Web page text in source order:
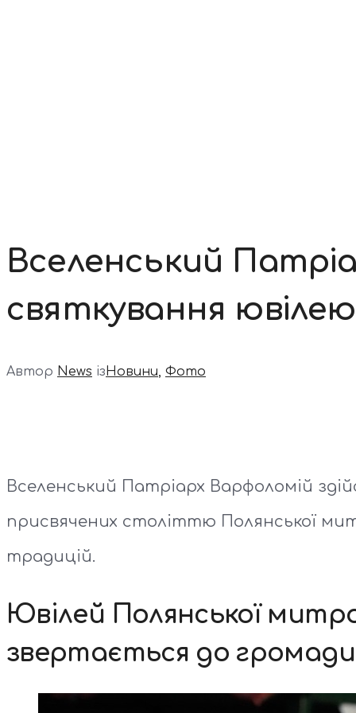
Вселенський
святкування
Автор News ізНовини, Фото
Вселенський Патріарх Варфоломій
присвячених століттю Полянської
традицій.
Ювілей Полянської
звертається до громади